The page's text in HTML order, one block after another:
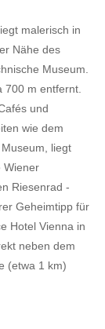
malerisch in
Nähe des
Museum.
700 m entfernt.
und
wie dem
liegt
Wiener
Riesenrad -
Geheimtipp für
Hotel Vienna in
neben dem
(etwa 1 km)